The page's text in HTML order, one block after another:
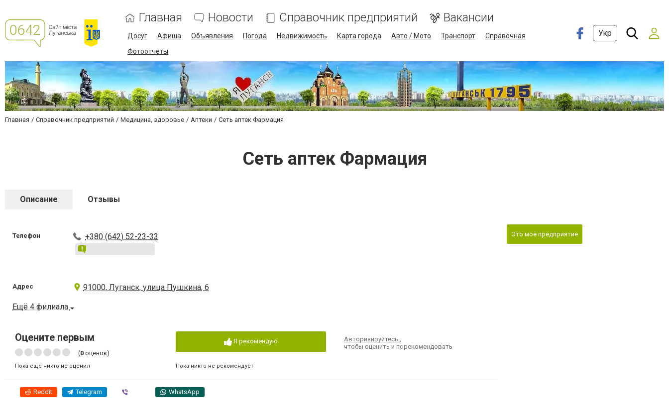
Главная Новости Справочник предприятий Вакансии
Досуг Афиша Объявления Погода Недвижимость Карта города Авто / Мото Транспорт
Справочная
Фотоотчеты
Укр
Главная Справочник предприятий Медицина, здоровье Аптеки Сеть аптек Фармация
Сеть аптек Фармация
Описание Отзывы
Телефон +380 (642) 52-23-33
Адрес 91000, Луганск, улица Пушкина, 6
Ещё 4 филиала
Оцените первым
(0 оценок)
Пока еще никто не оценил
Я рекомендую
Пока никто не рекомендует
Авторизируйтесь,
чтобы оценить и порекомендовать
Reddit Telegram WhatsApp
Это мое предприятие